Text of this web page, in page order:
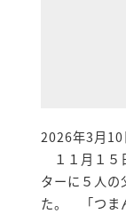
１１月１５
ターに５人の
た。 「つま
投稿日
2026年3月10